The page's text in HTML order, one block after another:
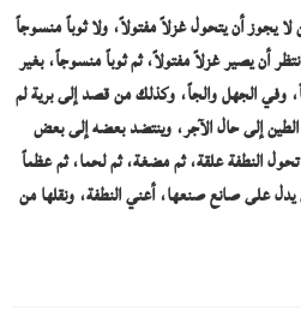
يجوز أن يتحول غزلاً مفتولاً، ولا ثوباً منسوجاً
أن يصير غزلاً مفتولاً، ثم ثوباً منسوجاً، بغير
وفي الجهل والجاً، وكذلك من قصد إلى برية لم
إلى حال الآجر، وينتضد بعضه إلى بعض
النطفة علقة، ثم مضغة، ثم لحما، ثم عظماً
على صانع صنعها، أعني النطفة، ونقلها من